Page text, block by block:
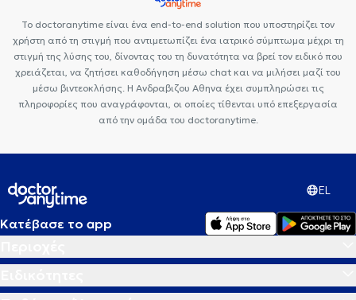
Το doctoranytime είναι ένα end-to-end solution που υποστηρίζει τον
χρήστη από τη στιγμή που αντιμετωπίζει ένα ιατρικό σύμπτωμα μέχρι τη
στιγμή της λύσης του, δίνοντας του τη δυνατότητα να βρεί τον ειδικό που
χρειάζεται, να ζητήσει καθοδήγηση μέσω chat και να μιλήσει μαζί του
μέσω βιντεοκλήσης. Η Ανδραβιζου Αθηνα έχει συμπληρώσει τις
πληροφορίες που αναγράφονται, οι οποίες τίθενται υπό επεξεργασία
από την ομάδα του doctoranytime.
EL
Κατέβασε το app